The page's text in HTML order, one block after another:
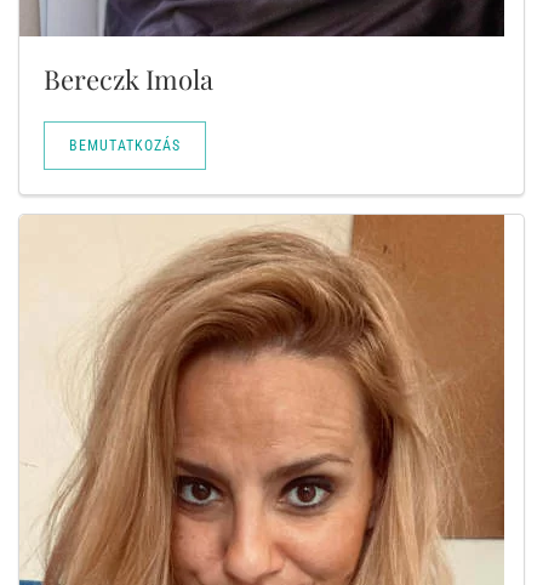
Bereczk Imola
BEMUTATKOZÁS